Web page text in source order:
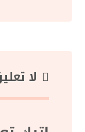
لا